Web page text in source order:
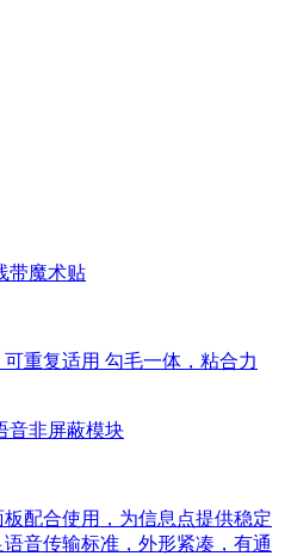
重复适用 勾毛一体，粘合力
配合使用，为信息点提供稳定
音传输标准，外形紧凑，有通